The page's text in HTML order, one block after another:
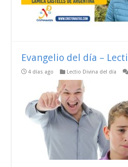
Evangelio del día –
4 días ago Lectio Divina del día